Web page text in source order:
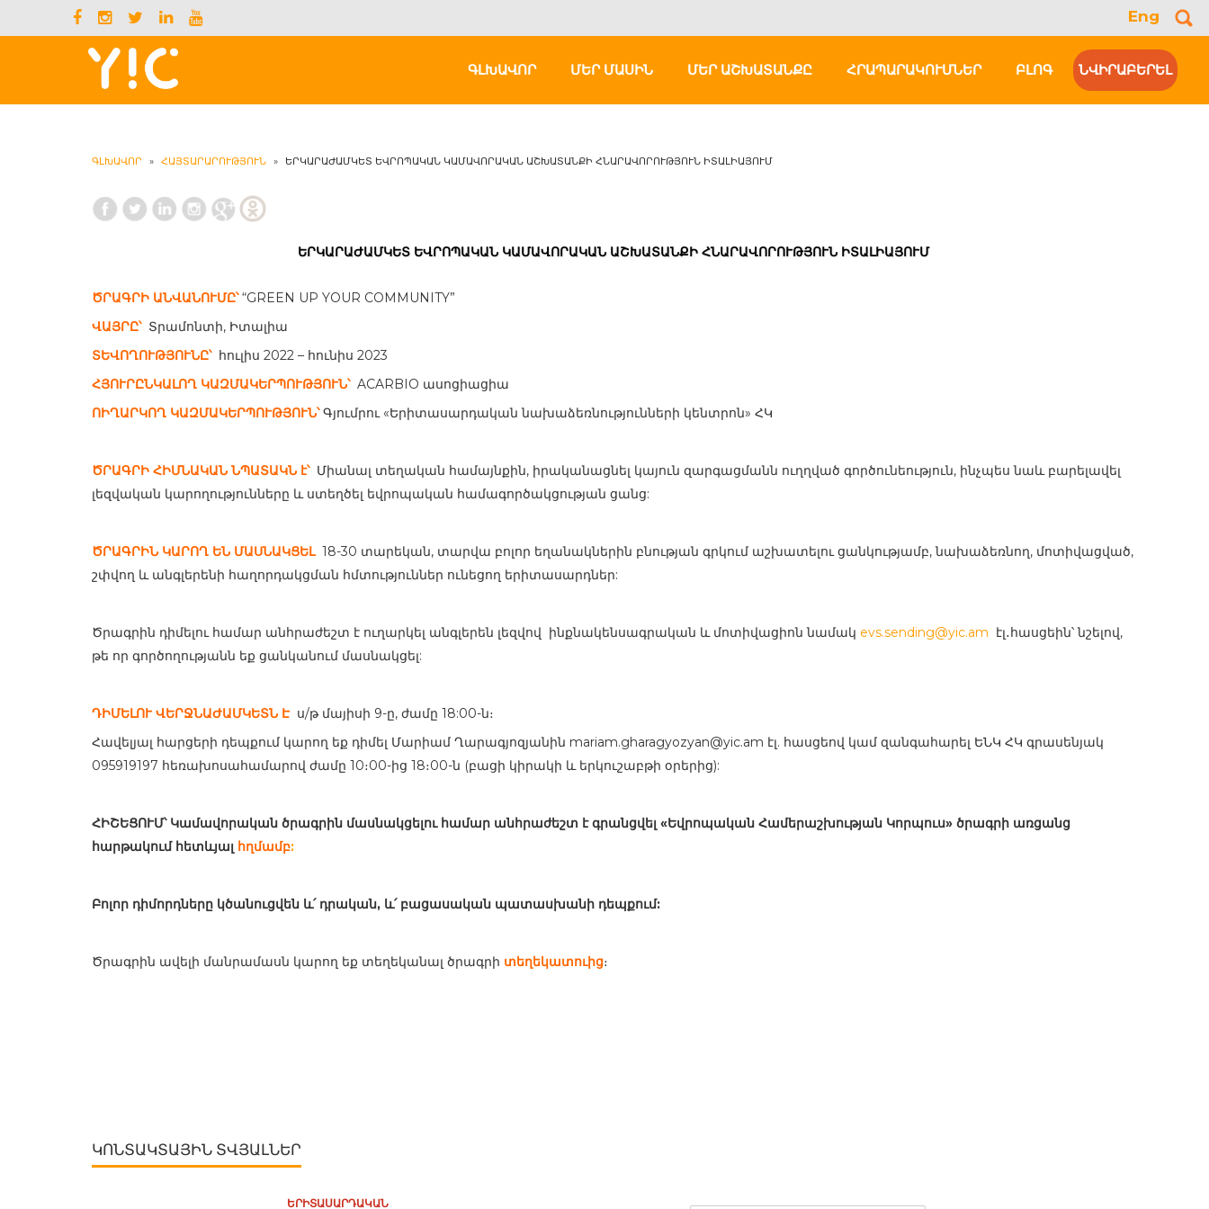
Eng
ԳԼԽԱՎՈՐ ՄԵՐ ՄԱՍԻՆ ՄԵՐ ԱՇԽԱՏԱՆՔԸ ՀՐԱՊԱՐԱԿՈՒՄՆԵՐ ԲԼՈԳ ՆՎԻՐԱԲԵՐԵԼ
ԳԼԽԱՎՈՐ » ՀԱՅՏԱՐԱՐՈՒԹՅՈՒՆ » ԵՐԿԱՐԱԺԱՄԿԵՏ ԵՎՐՈՊԱԿԱՆ ԿԱՄԱՎՈՐԱԿԱՆ ԱՇԽԱՏԱՆՔԻ ՀՆԱՐԱՎՈՐՈՒԹՅՈՒՆ ԻՏԱԼԻԱՅՈՒՄ
ԵՐԿԱՐԱԺԱՄԿԵՏ ԵՎՐՈՊԱԿԱՆ ԿԱՄԱՎՈՐԱԿԱՆ ԱՇԽԱՏԱՆՔԻ ՀՆԱՐԱՎՈՐՈՒԹՅՈՒՆ ԻՏԱԼԻԱՅՈՒՄ
ԾՐԱԳՐԻ ԱՆՎԱՆՈՒՄԸ՝“GREEN UP YOUR COMMUNITY”
ՎԱՅՐԸ՝Տրամոնտի, Իտալիա
ՏԵՎՈՂՈՒԹՅՈՒՆԸ՝ հուլիս 2022 – հունիս 2023
ՀՅՈՒՐԸՆԿԱԼՈՂ ԿԱԶՄԱԿԵՐՊՈՒԹՅՈՒՆ՝ACARBIO ասոցիացիա
ՈԻՂԱՐԿՈՂ ԿԱԶՄԱԿԵՐՊՈՒԹՅՈՒՆ՝ Գյումրու «Երիտասարդական նախաձեռնությունների կենտրոն» ՀԿ
ԾՐԱԳՐԻ ՀԻՄՆԱԿԱՆ ՆՊԱՏԱԿՆ է՝Միանալ տեղական համայնքին, իրականացնել կայուն զարգացմանն ուղղված գործունեություն, ինչպես նաև բարելավել
լեզվական կարողությունները և ստեղծել եվրոպական համագործակցության ցանց:
ԾՐԱԳՐԻՆ ԿԱՐՈՂ ԵՆ ՄԱՍՆԱԿՑԵԼ 18-30 տարեկան, տարվա բոլոր եղանակներին բնության գրկում աշխատելու ցանկությամբ, նախաձեռնող, մոտիվացված,
շփվող և անգլերենի հաղորդակցման հմտություններ ունեցող երիտասարդներ:
Ծրագրին դիմելու համար անհրաժեշտ է ուղարկել անգլերեն լեզվով ինքնակենսագրական և մոտիվացիոն նամակ evs.sending@yic.am էլ․հասցեին՝ նշելով,
թե որ գործողությանն եք ցանկանում մասնակցել:
ԴԻՄԵԼՈՒ ՎԵՐՋՆԱԺԱՄԿԵՏՆ Էս/թ մայիսի 9-ը, ժամը 18:00-ն։
Հավելյալ հարցերի դեպքում կարող եք դիմել Մարիամ Ղարագյոզյանին mariam.gharagyozyan@yic.am էլ. հասցեով կամ զանգահարել ԵՆԿ ՀԿ գրասենյակ
095919197 հեռախոսահամարով ժամը 10։00-ից 18։00-ն (բացի կիրակի և երկուշաբթի օրերից):
ՀԻՇԵՑՈՒՄ՝ Կամավորական ծրագրին մասնակցելու համար անհրաժեշտ է գրանցվել «Եվրոպական Համերաշխության Կորպուս» ծրագրի առցանց
հարթակում հետևյալ հղմամբ:
Բոլոր դիմորդները կծանուցվեն և՛ դրական, և՛ բացասական պատասխանի դեպքում:
Ծրագրին ավելի մանրամասն կարող եք տեղեկանալ ծրագրի տեղեկատուից։
ԿՈՆՏԱԿՏԱՅԻՆ ՏՎՅԱԼՆԵՐ
ԵՐԻՏԱՍԱՐԴԱԿԱՆ